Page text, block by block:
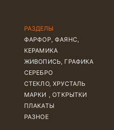
РАЗДЕЛЫ
ФАРФОР, ФАЯНС,
КЕРАМИКА
ЖИВОПИСЬ, ГРАФИКА
СЕРЕБРО
СТЕКЛО, ХРУСТАЛЬ
МАРКИ , ОТКРЫТКИ
ПЛАКАТЫ
РАЗНОЕ